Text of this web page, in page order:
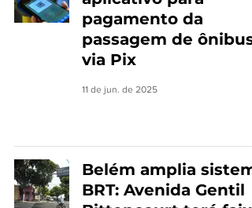
pagamento da
passagem de ônibus
via Pix
11 de jun. de 2025
Belém amplia
BRT: Avenida Gentil